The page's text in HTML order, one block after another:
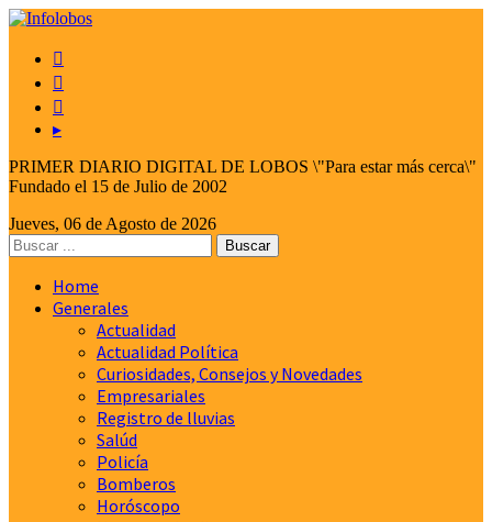



▸
PRIMER DIARIO DIGITAL DE LOBOS \"Para estar más cerca\"
Fundado el 15 de Julio de 2002
Jueves, 06 de Agosto de 2026
Home
Generales
Actualidad
Actualidad Política
Curiosidades, Consejos y Novedades
Empresariales
Registro de lluvias
Salúd
Policía
Bomberos
Horóscopo